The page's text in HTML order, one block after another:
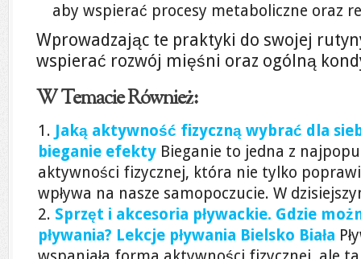
aby wspierać procesy metaboliczne oraz
Wprowadzając te praktyki do swojej
wspierać rozwój mięśni oraz ogólną
W Temacie Również:
Jaką aktywność fizyczną wybrać dla
bieganie efekty Bieganie to jedna z
aktywności fizycznej, która nie tylko
wpływa na nasze samopoczucie. W
Sprzęt i akcesoria pływackie. Gdzie
pływania? Lekcje pływania Bielsko Biała